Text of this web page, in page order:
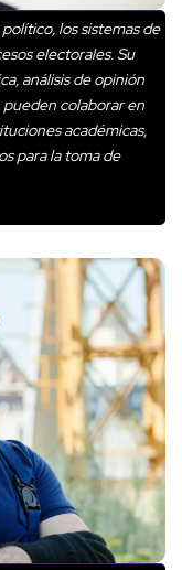
los sistemas de
electorales. Su
análisis de opinión
pueden colaborar en
académicas,
para la toma de